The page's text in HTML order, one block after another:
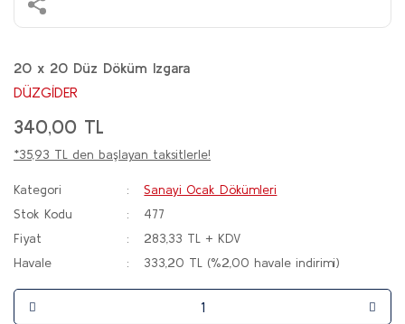
20 x 20 Düz Döküm Izgara
DÜZGİDER
340,00 TL
*35,93 TL den başlayan taksitlerle!
Kategori
Sanayi Ocak Dökümleri
Stok Kodu
477
Fiyat
283,33 TL + KDV
Havale
333,20 TL (%2,00 havale indirimi)